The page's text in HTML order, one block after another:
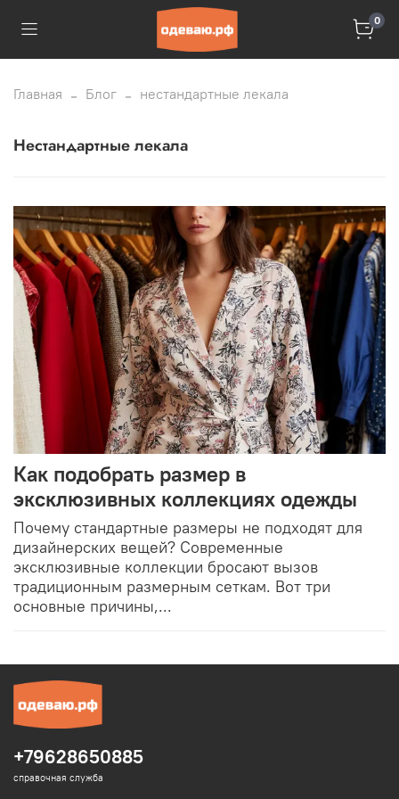
0
Главная Блог нестандартные лекала
нестандартные лекала
Как подобрать размер в
эксклюзивных коллекциях одежды
Почему стандартные размеры не подходят для
дизайнерских вещей? Современные
эксклюзивные коллекции бросают вызов
традиционным размерным сеткам. Вот три
основные причины,...
+79628650885
справочная служба